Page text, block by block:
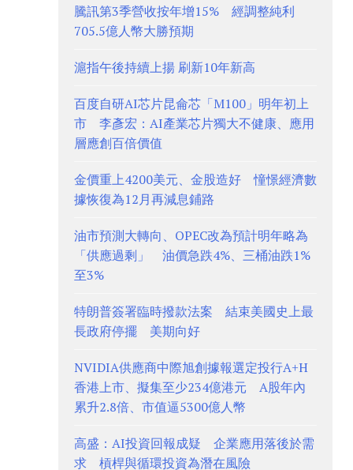
騰訊第3季營收按年增15% 經調整純利
705.5億人幣大勝預期
滬指午後持續上揚 刷新10年新高
百度自研AI芯片昆侖芯「M100」明年初上
市 李彥宏：AI產業芯片獨大不健康、應用
層應創百倍價值
金價重上4200美元、金股造好 憧憬經濟數
據恢復為12月再減息鋪路
油市預測大轉向、OPEC改為預計明年略為
「供應過剩」 油價急跌4%、三桶油跌1%
至3%
特朗普簽署臨時撥款法案 結束美國史上最
長政府停擺 美期向好
NVIDIA供應商中際旭創據報選定投行A+H
香港上市、擬集至少234億港元 A股年內
累升2.8倍、市值逼5300億人幣
高盛：AI投資回報成疑 企業應用落後於需
求 槓桿與循環投資為潛在風險